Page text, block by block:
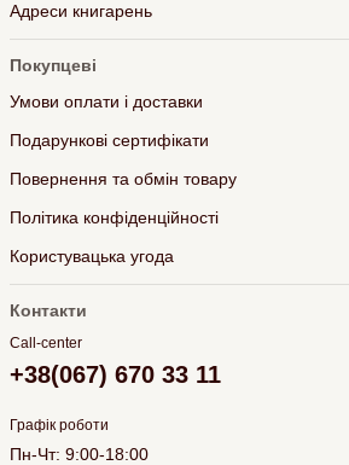
Адреси книгарень
Покупцеві
Умови оплати і доставки
Подарункові сертифікати
Повернення та обмін товару
Політика конфіденційності
Користувацька угода
Контакти
Call-center
+38(067) 670 33 11
Графік роботи
Пн-Чт: 9:00-18:00